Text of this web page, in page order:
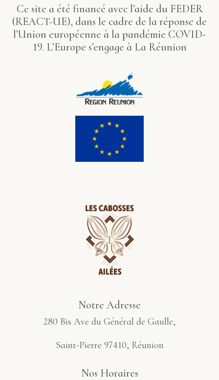
Ce site a été financé avec l’aide du FEDER
(REACT-UE), dans le cadre de la réponse de
l’Union européenne à la pandémie COVID-
19. L’Europe s’engage à La Réunion
Notre Adresse
280 Bis Ave du Général de Gaulle,
Saint-Pierre 97410, Réunion
Nos Horaires